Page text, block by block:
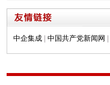
中企集成 中国共产党新闻网